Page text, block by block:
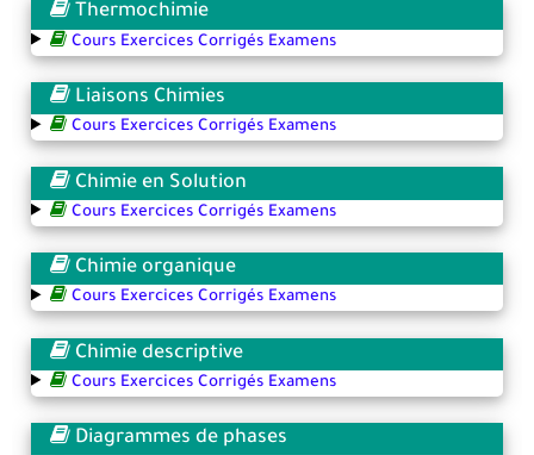
Thermochimie
Cours Exercices Corrigés Examens
Liaisons Chimies
Cours Exercices Corrigés Examens
Chimie en Solution
Cours Exercices Corrigés Examens
Chimie organique
Cours Exercices Corrigés Examens
Chimie descriptive
Cours Exercices Corrigés Examens
Diagrammes de phases